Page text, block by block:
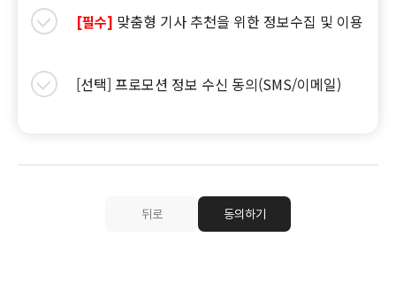
[필수] 맞춤형 기사 추천을 위한 정보수집 및 이용
[선택] 프로모션 정보 수신 동의(SMS/이메일)
뒤로